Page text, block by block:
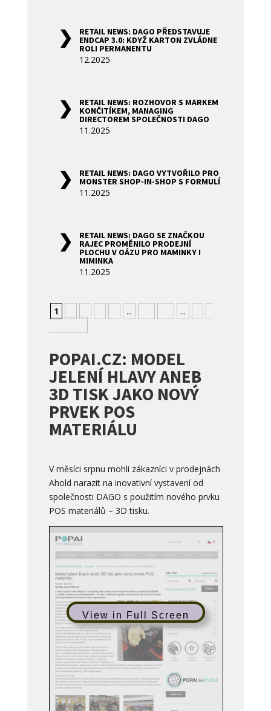
RETAIL NEWS: DAGO PŘEDSTAVUJE
ENDCAP 3.0: KDYŽ KARTON ZVLÁDNE
ROLI PERMANENTU
12.2025
RETAIL NEWS: ROZHOVOR S MARKEM
KONČITÍKEM, MANAGING
DIRECTOREM SPOLEČNOSTI DAGO
11.2025
RETAIL NEWS: DAGO VYTVOŘILO PRO
MONSTER SHOP-IN-SHOP S FORMULÍ
11.2025
RETAIL NEWS: DAGO SE ZNAČKOU
RAJEC PROMĚNILO PRODEJNÍ
PLOCHU V OÁZU PRO MAMINKY I
MIMINKA
11.2025
1 ... ...
POPAI.CZ: MODEL
JELENÍ HLAVY ANEB
3D TISK JAKO NOVÝ
PRVEK POS
MATERIÁLU
V měsíci srpnu mohli zákazníci v prodejnách
Ahold narazit na inovativní vystavení od
společnosti DAGO s použitím nového prvku
POS materiálů – 3D tisku.
View in Full Screen